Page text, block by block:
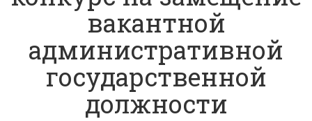
вакантной
административной
государственной
должности